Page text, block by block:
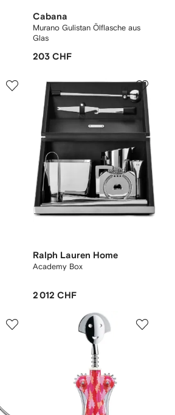
Cabana
Murano Gulistan Ölflasche aus
Glas
203 CHF
Ralph Lauren Home
Academy Box
2 012 CHF